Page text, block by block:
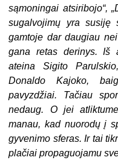
sąmoningai atsiribojo“,
sugalvojimų yra susiję
gamtoje dar daugiau
gana retas derinys. Iš
ateina Sigito
Donaldo Kajoko,
pavyzdžiai. Tačiau
nedaug. O jei
manau, kad nuorodų į
gyvenimo sferas. Ir tai
plačiai propaguojamu